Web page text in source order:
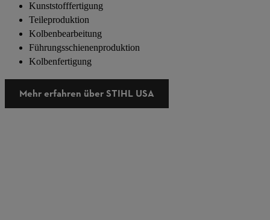
Kunststofffertigung
Teileproduktion
Kolbenbearbeitung
Führungsschienenproduktion
Kolbenfertigung
Mehr erfahren über STIHL USA